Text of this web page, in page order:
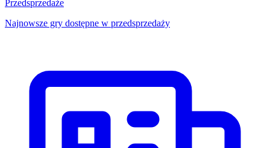
Przedsprzedaże
Najnowsze gry dostępne w przedsprzedaży